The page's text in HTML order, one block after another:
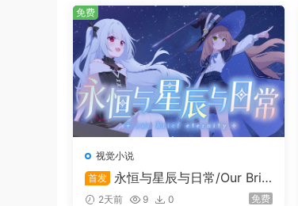
视觉小说
首发
永恒与星辰与日常/Our Brie
f Eternity
2天前 9 0 免费
免费